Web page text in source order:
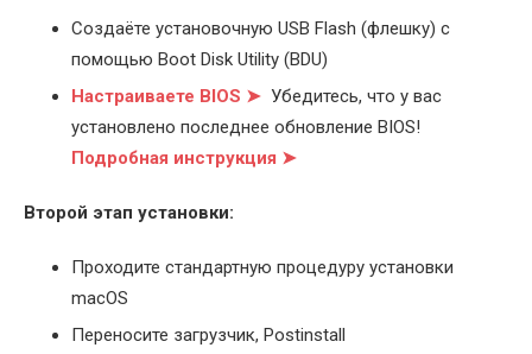
Создаёте установочную USB Flash (флешку) с
помощью Boot Disk Utility (BDU)
Настраиваете BIOS ➤ Убедитесь, что у вас
установлено последнее обновление BIOS!
Подробная инструкция ➤
Второй этап установки:
Проходите стандартную процедуру установки
macOS
Переносите загрузчик, Postinstall